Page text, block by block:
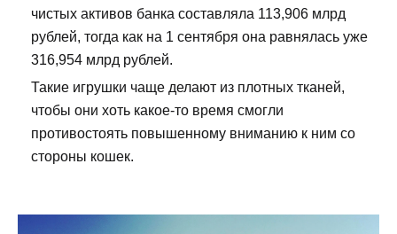
чистых активов банка составляла 113,906 млрд
рублей, тогда как на 1 сентября она равнялась уже
316,954 млрд рублей.
Такие игрушки чаще делают из плотных тканей,
чтобы они хоть какое-то время смогли
противостоять повышенному вниманию к ним со
стороны кошек.